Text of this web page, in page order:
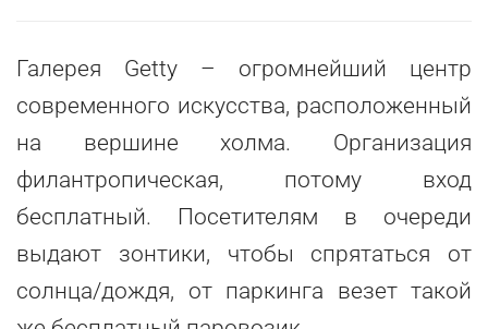
Галерея Getty – огромнейший центр
современного искусства, расположенный
на вершине холма. Организация
филантропическая, потому вход
бесплатный. Посетителям в очереди
выдают зонтики, чтобы спрятаться от
солнца/дождя, от паркинга везет такой